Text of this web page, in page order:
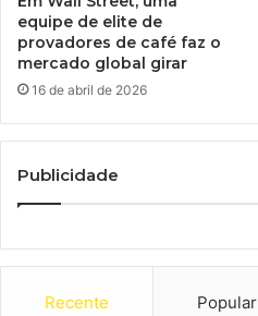
equipe de elite de
provadores de café faz o
mercado global girar
16 de abril de 2026
Publicidade
Recente Popular